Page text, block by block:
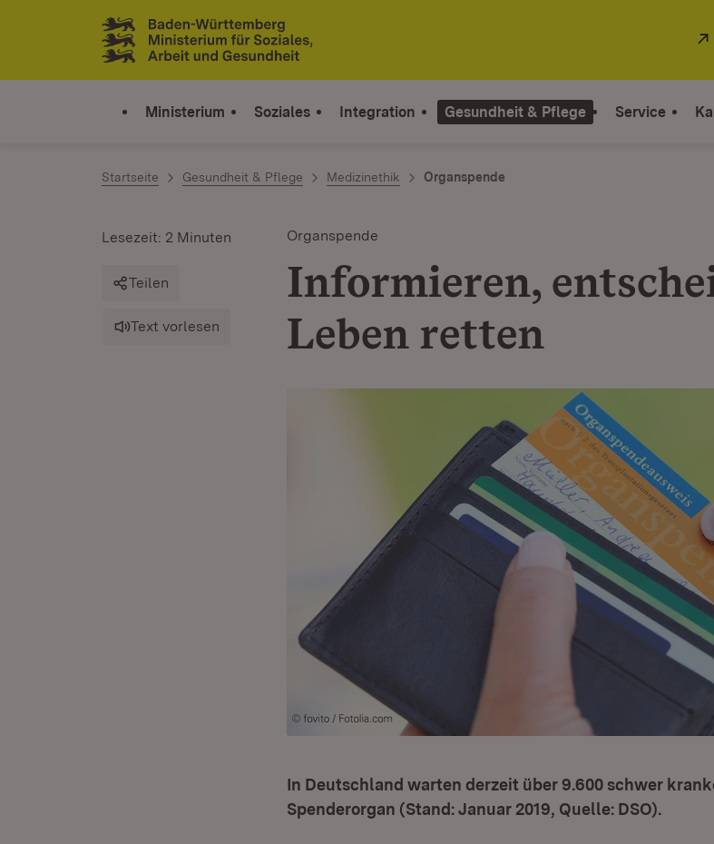
Zum Inhalt springen
Link zur Startseite
Ministerium Soziales Integration Gesundheit & Pflege Service
Startseite Gesundheit & Pflege Medizinethik Organspende
Organspende
Informieren,
Leben retten
Lesezeit: 2 Minuten
Teilen
Text vorlesen
In Deutschland warten derzeit über 9.600 schwer
Spenderorgan (Stand: Januar 2019, Quelle: DSO).